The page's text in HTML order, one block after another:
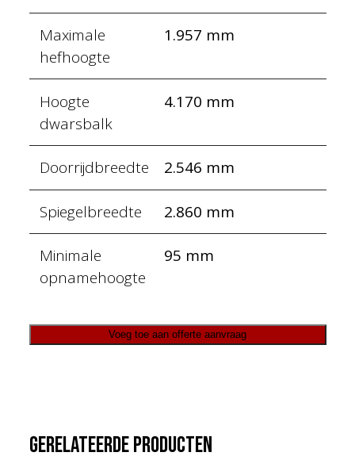
Maximale
hefhoogte
1.957 mm
Hoogte
dwarsbalk
4.170 mm
Doorrijdbreedte 2.546 mm
Spiegelbreedte 2.860 mm
Minimale
opnamehoogte
95 mm
Voeg toe aan offerte aanvraag
Gerelateerde producten